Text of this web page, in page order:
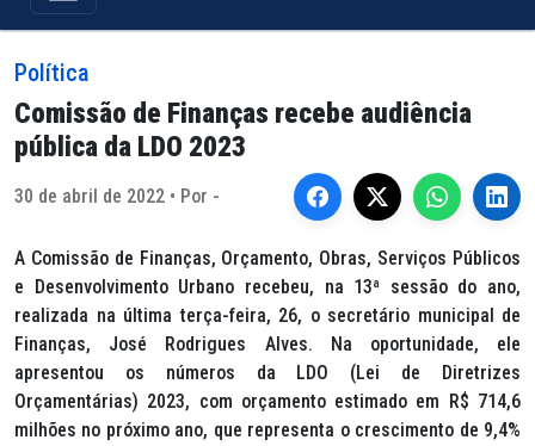
Política
Comissão de Finanças recebe audiência
pública da LDO 2023
30 de abril de 2022 • Por -
A Comissão de Finanças, Orçamento, Obras, Serviços Públicos
e Desenvolvimento Urbano recebeu, na 13ª sessão do ano,
realizada na última terça-feira, 26, o secretário municipal de
Finanças, José Rodrigues Alves. Na oportunidade, ele
apresentou os números da LDO (Lei de Diretrizes
Orçamentárias) 2023, com orçamento estimado em R$ 714,6
milhões no próximo ano, que representa o crescimento de 9,4%